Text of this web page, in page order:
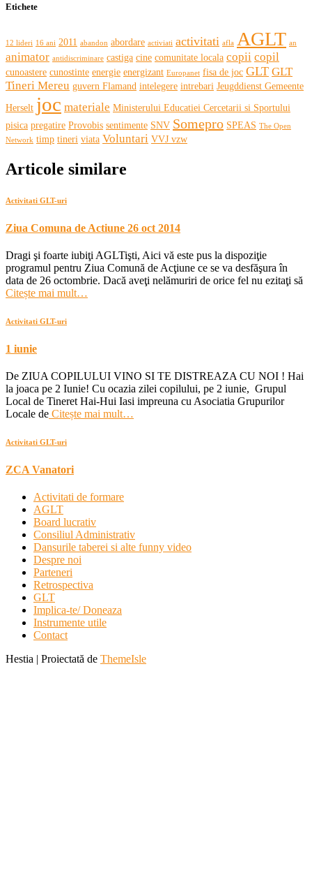
Etichete
12 lideri 16 ani 2011 abandon abordare activiati activitati afla AGLT an
animator antidiscriminare castiga cine comunitate locala copii copil
cunoastere cunostinte energie energizant Europanet fisa de joc GLT GLT
Tineri Mereu guvern Flamand intelegere intrebari Jeugddienst Gemeente
Herselt joc materiale Ministerului Educatiei Cercetarii si Sportului
pisica pregatire Provobis sentimente SNV Somepro SPEAS The Open
Network timp tineri viata Voluntari VVJ vzw
Articole similare
Activitati GLT-uri
Ziua Comuna de Actiune 26 oct 2014
Dragi şi foarte iubiţi AGLTişti, Aici vă este pus la dispoziţie
programul pentru Ziua Comună de Acţiune ce se va desfăşura în
data de 26 octombrie. Dacă aveţi nelămuriri de orice fel nu ezitaţi să
Citește mai mult…
Activitati GLT-uri
1 iunie
De ZIUA COPILULUI VINO SI TE DISTREAZA CU NOI ! Hai
la joaca pe 2 Iunie! Cu ocazia zilei copilului, pe 2 iunie, Grupul
Local de Tineret Hai-Hui Iasi impreuna cu Asociatia Grupurilor
Locale de Citește mai mult…
Activitati GLT-uri
ZCA Vanatori
Activitati de formare
AGLT
Board lucrativ
Consiliul Administrativ
Dansurile taberei si alte funny video
Despre noi
Parteneri
Retrospectiva
GLT
Implica-te/ Doneaza
Instrumente utile
Contact
Hestia | Proiectată de ThemeIsle